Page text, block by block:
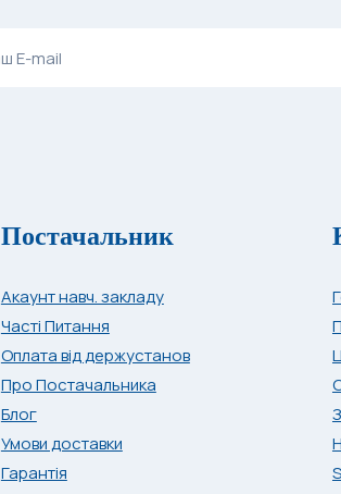
Постачальник
Акаунт навч. закладу
Часті Питання
Оплата від держустанов
Про Постачальника
Блог
Умови доставки
Гарантія